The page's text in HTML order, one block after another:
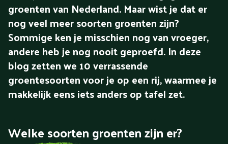
groenten van Nederland. Maar wist je dat er
nog veel meer soorten groenten zijn?
Sommige ken je misschien nog van vroeger,
andere heb je nog nooit geproefd. In deze
blog zetten we 10 verrassende
groentesoorten voor je op een rij, waarmee je
makkelijk eens iets anders op tafel zet.
Welke soorten groenten zijn er?